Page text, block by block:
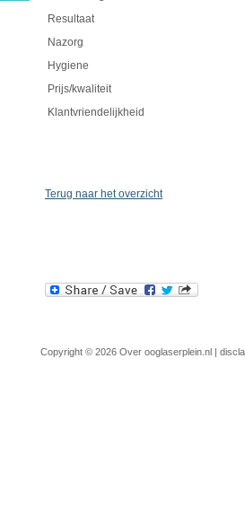
Resultaat
Nazorg
Hygiene
Prijs/kwaliteit
Klantvriendelijkheid
Terug naar het overzicht
Copyright © 2026 Over ooglaserplein.nl |